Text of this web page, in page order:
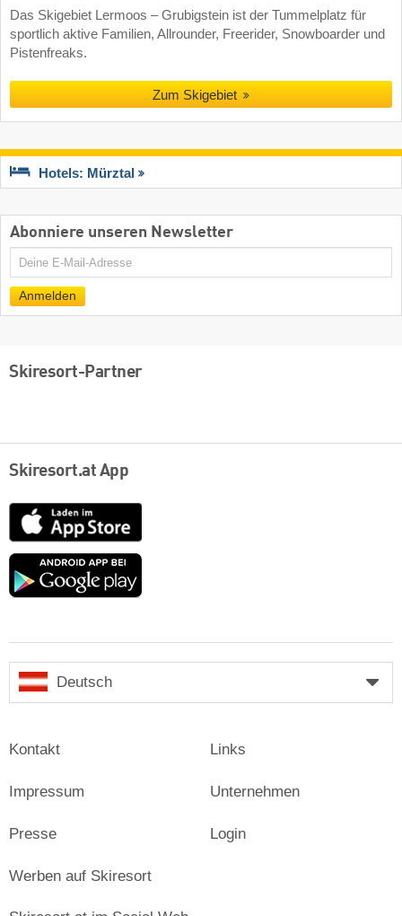
Das Skigebiet Lermoos – Grubigstein ist der Tummelplatz für
sportlich aktive Familien, Allrounder, Freerider, Snowboarder und
Pistenfreaks.
Zum Skigebiet
Hotels: Mürztal
Abonniere unseren Newsletter
E-
Anmelden
Skiresort-Partner
Skiresort.at App
App
Store
Google
Deutsch
Kontakt
Impressum
Presse
Links
Unternehmen
Login
Werben auf Skiresort